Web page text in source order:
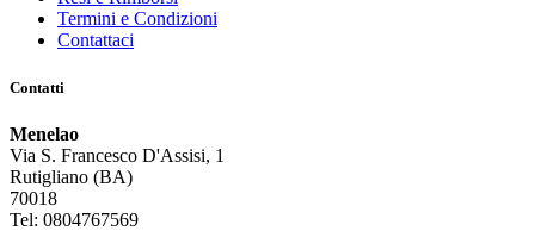
Termini e Condizioni
Contattaci
Contatti
Menelao
Via S. Francesco D'Assisi, 1
Rutigliano (BA)
70018
Tel: 0804767569